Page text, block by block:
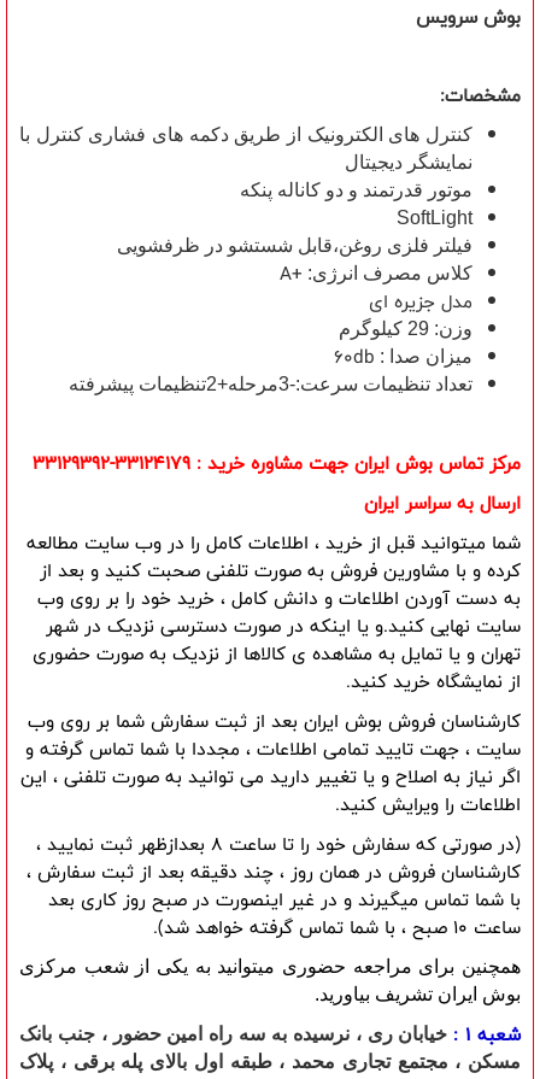
بوش سرویس
مشخصات:
کنترل های الکترونیک از طریق دکمه های فشاری کنترل با
نمایشگر دیجیتال
موتور قدرتمند و دو کاناله پنکه
SoftLight
فیلتر فلزی روغن،قابل شستشو در ظرفشویی
کلاس مصرف انرژی: A+
مدل جزیره ای
وزن: 29 کیلوگرم
میزان صدا : 60db
تعداد تنظیمات سرعت:-3مرحله+2تنظیمات پیشرفته
مرکز تماس بوش ایران جهت مشاوره خرید : 33124179-33129392
ارسال به سراسر ایران
از نمایشگاه خرید کنید.
اطلاعات را ویرایش کنید.
ساعت 10 صبح ، با شما تماس گرفته خواهد شد).
همچنین برای مراجعه حضوری میتوانید به یکی از شعب مرکزی
بوش ایران تشریف بیاورید.
شعبه 1 :
خیابان ری ، نرسیده به سه راه امین حضور ، جنب بانک
مسکن ، مجتمع تجاری محمد ، طبقه اول بالای پله برقی ، پلاک